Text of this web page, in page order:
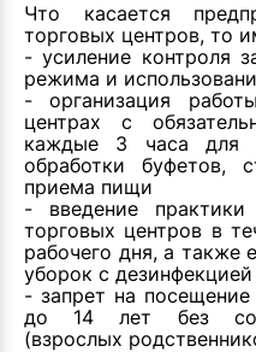
Что касается
торговых центров, то
- усиление контроля
режима и
- организация
центрах с
каждые 3 часа для
обработки буфетов,
приема пищи
- введение
торговых центров в
рабочего дня, а также
уборок с дезинфекцией
- запрет на
до 14 лет без
(взрослых